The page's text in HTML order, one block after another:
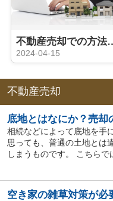
不動産売却での方法や契約
2024-04-15
不動産売却
底地とはなにか？売却
相続などによって底地を手
思っても、普通の土地とは
しまうものです。 こちらで
空き家の雑草対策が必